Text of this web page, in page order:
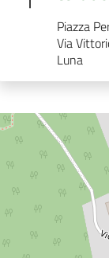
Piazza
Via
Luna